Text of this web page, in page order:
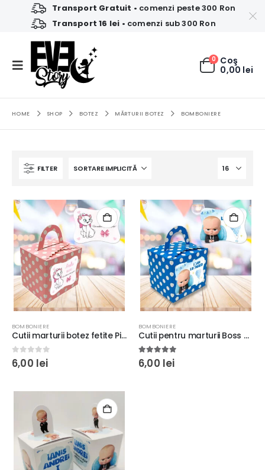
Transport Gratuit • comenzi peste 300 Ron
Transport 16 lei • comenzi sub 300 Ron
0 Coş
0,00 lei
HOME SHOP BOTEZ MĂRTURII BOTEZ BOMBONIERE
FILTER
BOMBONIERE
Cutii marturii botez fetite Pisica Marie, 10x11x9cm, carton lucios, model cu buline
0 out of 5
6,00 lei
BOMBONIERE
Cutii pentru marturii Boss Baby pentru botez baietei, 10x11x9cm, carton lucios, model cu buline
5.00out of 5
6,00 lei